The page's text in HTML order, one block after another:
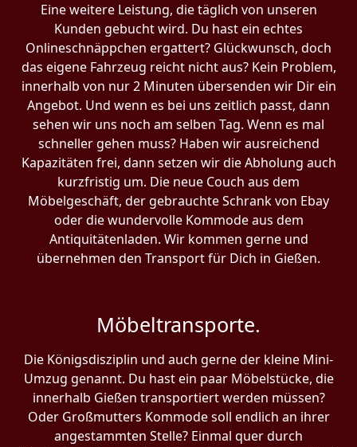
Eine weitere Leistung, die täglich von unseren
Kunden gebucht wird. Du hast ein echtes
Onlineschnäppchen ergattert? Glückwunsch, doch
das eigene Fahrzeug reicht nicht aus? Kein Problem,
innerhalb von nur 2 Minuten übersenden wir Dir ein
Angebot. Und wenn es bei uns zeitlich passt, dann
sehen wir uns noch am selben Tag. Wenn es mal
schneller gehen muss? Haben wir ausreichend
Kapazitäten frei, dann setzen wir die Abholung auch
kurzfristig um. Die neue Couch aus dem
Möbelgeschäft, der gebrauchte Schrank von Ebay
oder die wundervolle Kommode aus dem
Antiquitätenladen. Wir kommen gerne und
übernehmen den Transport für Dich in Gießen.
Möbeltransporte.
Die Königsdisziplin und auch gerne der kleine Mini-
Umzug genannt. Du hast ein paar Möbelstücke, die
innerhalb Gießen transportiert werden müssen?
Oder Großmutters Kommode soll endlich an ihrer
angestammten Stelle? Einmal quer durch